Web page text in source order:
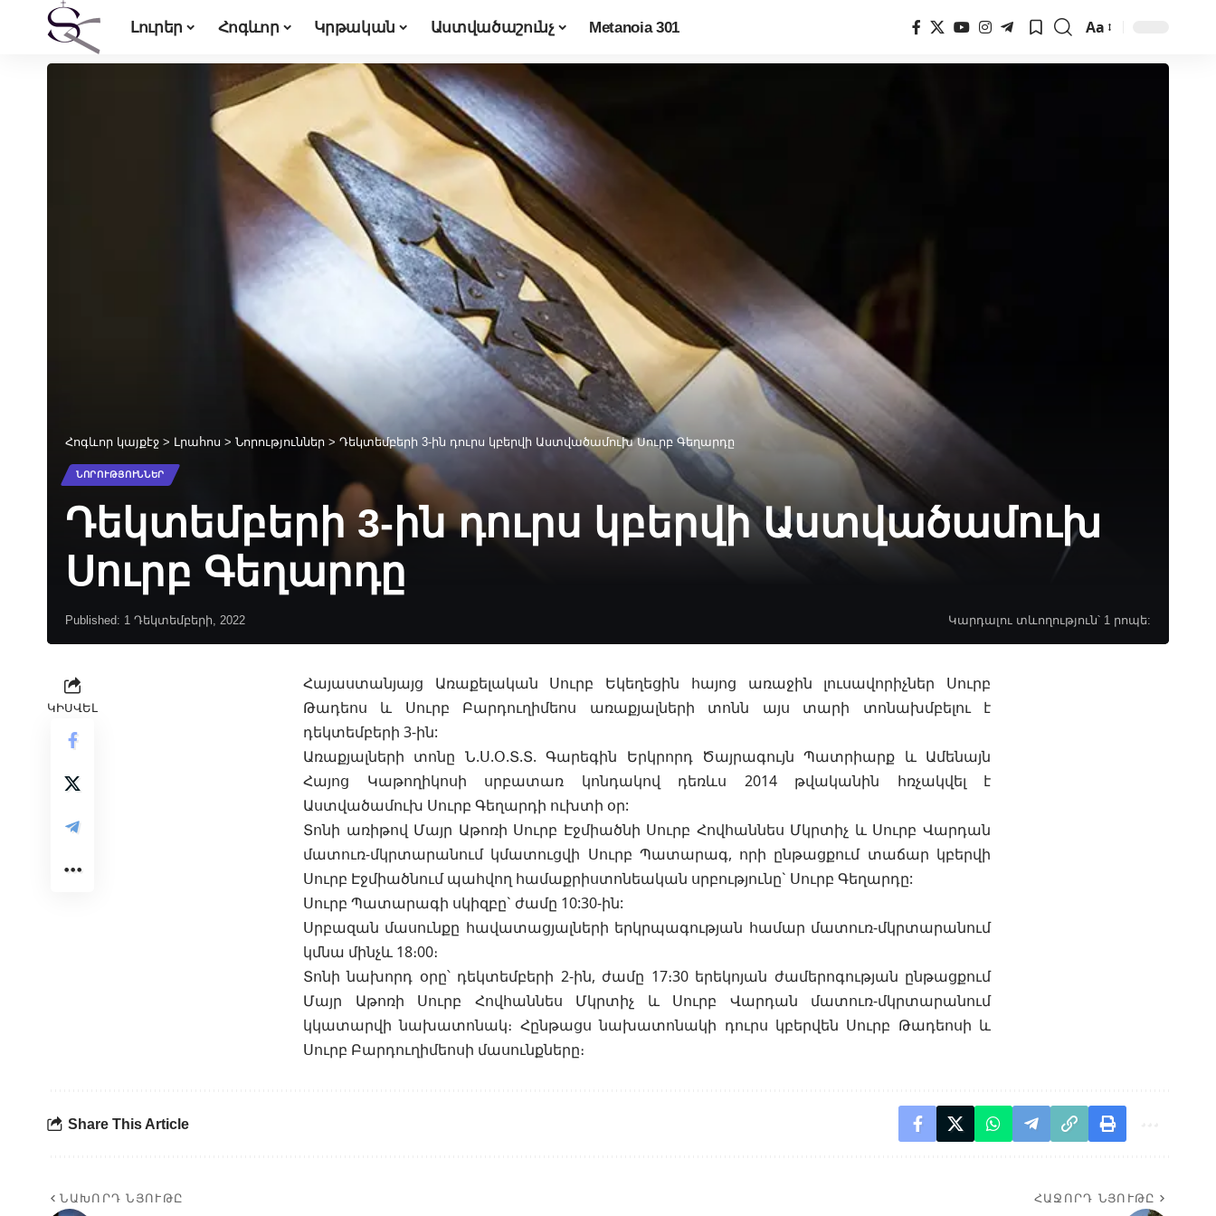
Լուրեր Հոգևոր Կրթական Աստվածաշունչ Metanoia 301
Font
Resizer
Aa
Հոգևոր կայքէջ > Լրահոս > Նորություններ > Դեկտեմբերի 3-ին դուրս կբերվի Աստվածամուխ Սուրբ Գեղարդը
ՆՈՐՈՒԹՅՈՒՆՆԵՐ
Դեկտեմբերի 3-ին դուրս կբերվի Աստվածամուխ
Սուրբ Գեղարդը
Published: 1 Դեկտեմբերի, 2022 Կարդալու տևողություն՝ 1 րոպե:
ԿԻՍՎԵԼ
Հայաստանյայց Առաքելական Սուրբ Եկեղեցին հայոց առաջին լուսավորիչներ Սուրբ
Թադեոս և Սուրբ Բարդուղիմեոս առաքյալների տոնն այս տարի տոնախմբելու է
դեկտեմբերի 3-ին:
Առաքյալների տոնը Ն.Ս.Օ.Տ.Տ. Գարեգին Երկրորդ Ծայրագույն Պատրիարք և Ամենայն
Հայոց Կաթողիկոսի սրբատառ կոնդակով դեռևս 2014 թվականին հռչակվել է
Աստվածամուխ Սուրբ Գեղարդի ուխտի օր:
Տոնի առիթով Մայր Աթոռի Սուրբ Էջմիածնի Սուրբ Հովհաննես Մկրտիչ և Սուրբ Վարդան
մատուռ-մկրտարանում կմատուցվի Սուրբ Պատարագ, որի ընթացքում տաճար կբերվի
Սուրբ Էջմիածնում պահվող համաքրիստոնեական սրբությունը` Սուրբ Գեղարդը:
Սուրբ Պատարագի սկիզբը` ժամը 10:30-ին:
Սրբազան մասունքը հավատացյալների երկրպագության համար մատուռ-մկրտարանում
կմնա մինչև 18։00։
Տոնի նախորդ օրը՝ դեկտեմբերի 2-ին, ժամը 17։30 երեկոյան ժամերոգության ընթացքում
Մայր Աթոռի Սուրբ Հովհաննես Մկրտիչ և Սուրբ Վարդան մատուռ-մկրտարանում
կկատարվի նախատոնակ։ Հընթացս նախատոնակի դուրս կբերվեն Սուրբ Թադեոսի և
Սուրբ Բարդուղիմեոսի մասունքները։
Share This Article
ՆԱԽՈՐԴ ՆՅՈՒԹԸ ՀԱՋՈՐԴ ՆՅՈՒԹԸ